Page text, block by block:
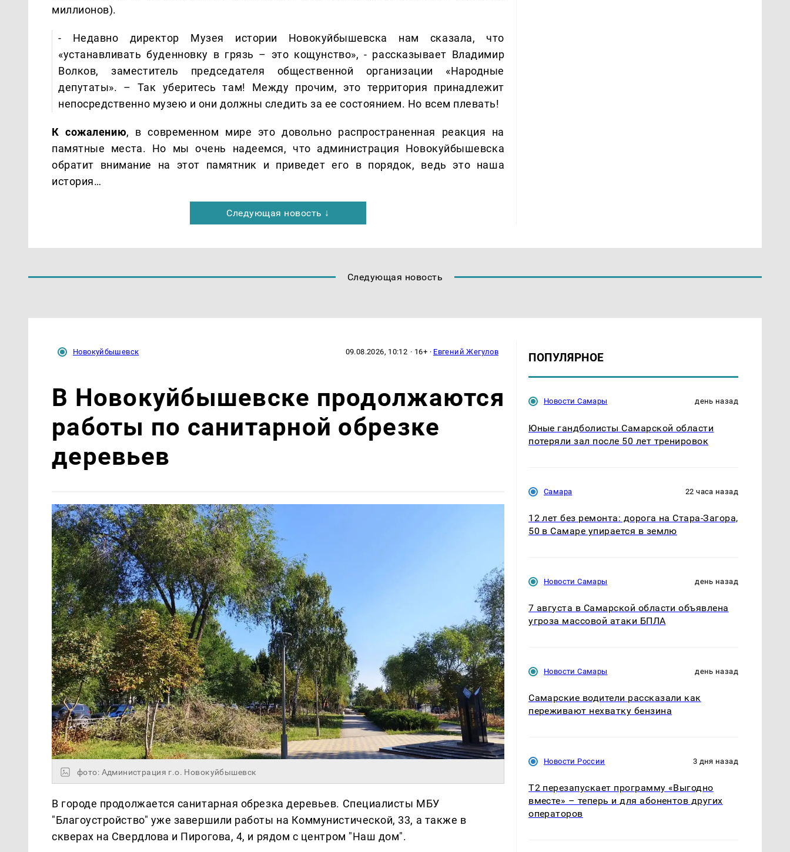
миллионов).
- Недавно директор Музея истории Новокуйбышевска нам сказала, что
«устанавливать буденновку в грязь – это кощунство», - рассказывает Владимир
Волков, заместитель председателя общественной организации «Народные
депутаты». – Так уберитесь там! Между прочим, это территория принадлежит
непосредственно музею и они должны следить за ее состоянием. Но всем плевать!
К сожалению, в современном мире это довольно распространенная реакция на
памятные места. Но мы очень надеемся, что администрация Новокуйбышевска
обратит внимание на этот памятник и приведет его в порядок, ведь это наша
история…
Следующая новость ↓
Следующая новость
Новокуйбышевск 09.08.2026, 10:12 · 16+ · Евгений Жегулов
В Новокуйбышевске продолжаются
работы по санитарной обрезке
деревьев
фото: Администрация г.о. Новокуйбышевск
В городе продолжается санитарная обрезка деревьев. Специалисты МБУ
"Благоустройство" уже завершили работы на Коммунистической, 33, а также в
скверах на Свердлова и Пирогова, 4, и рядом с центром "Наш дом".
ПОПУЛЯРНОЕ
Новости Самары день назад
Юные гандболисты Самарской области
потеряли зал после 50 лет тренировок
Самара 22 часа назад
12 лет без ремонта: дорога на Стара-Загора,
50 в Самаре упирается в землю
Новости Самары день назад
7 августа в Самарской области объявлена
угроза массовой атаки БПЛА
Новости Самары день назад
Самарские водители рассказали как
переживают нехватку бензина
Новости России 3 дня назад
Т2 перезапускает программу «Выгодно
вместе» – теперь и для абонентов других
операторов